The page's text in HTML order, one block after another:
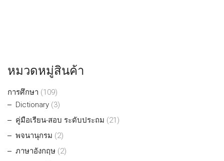
หมวดหมู่สินค้า
การศึกษา (109)
Dictionary (3)
คู่มือเรียน-สอบ ระดับประถม (21)
พจนานุกรม (2)
ภาษาอังกฤษ (2)